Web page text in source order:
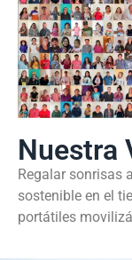
Nuestra
Regalar sonrisas
sostenible en el
portátiles